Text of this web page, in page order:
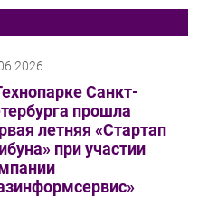
Санкт-
прошла
летняя «Стартап
при участии